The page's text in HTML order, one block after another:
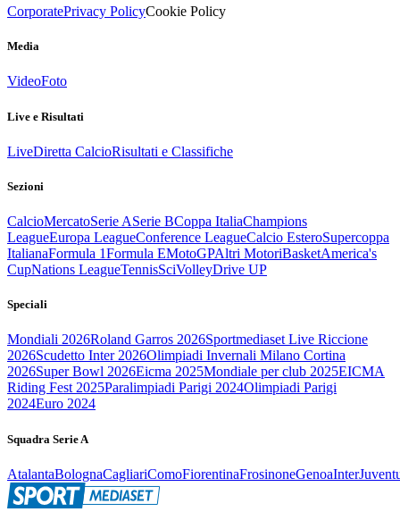
CorporatePrivacy PolicyCookie Policy
Media
VideoFoto
Live e Risultati
LiveDiretta CalcioRisultati e Classifiche
Sezioni
CalcioMercatoSerie ASerie BCoppa ItaliaChampions
LeagueEuropa LeagueConference LeagueCalcio EsteroSupercoppa
ItalianaFormula 1Formula EMotoGPAltri MotoriBasketAmerica's
CupNations LeagueTennisSciVolleyDrive UP
Speciali
Mondiali 2026Roland Garros 2026Sportmediaset Live Riccione
2026Scudetto Inter 2026Olimpiadi Invernali Milano Cortina
2026Super Bowl 2026Eicma 2025Mondiale per club 2025EICMA
Riding Fest 2025Paralimpiadi Parigi 2024Olimpiadi Parigi
2024Euro 2024
Squadra Serie A
AtalantaBolognaCagliariComoFiorentinaFrosinoneGenoaInter